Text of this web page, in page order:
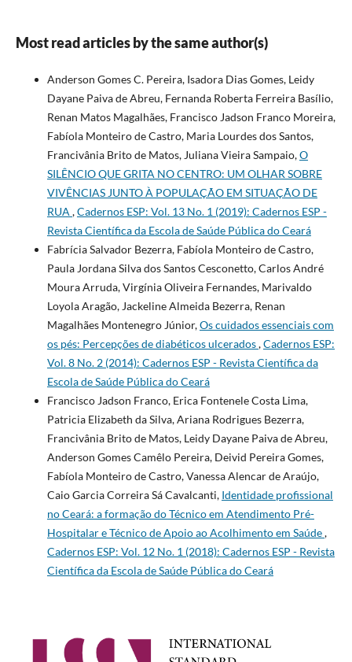
Most read articles by the same author(s)
Anderson Gomes C. Pereira, Isadora Dias Gomes, Leidy
Dayane Paiva de Abreu, Fernanda Roberta Ferreira Basílio,
Renan Matos Magalhães, Francisco Jadson Franco Moreira,
Fabíola Monteiro de Castro, Maria Lourdes dos Santos,
Francivânia Brito de Matos, Juliana Vieira Sampaio,O
SILÊNCIO QUE GRITA NO CENTRO: UM OLHAR SOBRE
VIVÊNCIAS JUNTO À POPULAÇÃO EM SITUAÇÃO DE
RUA ,Cadernos ESP: Vol. 13 No. 1 (2019): Cadernos ESP -
Revista Cientí­fica da Escola de Saúde Pública do Ceará
Fabrícia Salvador Bezerra, Fabíola Monteiro de Castro,
Paula Jordana Silva dos Santos Cesconetto, Carlos André
Moura Arruda, Virgínia Oliveira Fernandes, Marivaldo
Loyola Aragão, Jackeline Almeida Bezerra, Renan
Magalhães Montenegro Júnior,Os cuidados essenciais com
os pés: Percepções de diabéticos ulcerados,Cadernos ESP:
Vol. 8 No. 2 (2014): Cadernos ESP - Revista Cientí­fica da
Escola de Saúde Pública do Ceará
Francisco Jadson Franco, Erica Fontenele Costa Lima,
Patricia Elizabeth da Silva, Ariana Rodrigues Bezerra,
Francivânia Brito de Matos, Leidy Dayane Paiva de Abreu,
Anderson Gomes Camêlo Pereira, Deivid Pereira Gomes,
Fabíola Monteiro de Castro, Vanessa Alencar de Araújo,
Caio Garcia Correira Sá Cavalcanti, Identidade profissional
no Ceará: a formação do Técnico em Atendimento Pré-
Hospitalar e Técnico de Apoio ao Acolhimento em Saúde,
Cadernos ESP: Vol. 12 No. 1 (2018): Cadernos ESP - Revista
Cientí­fica da Escola de Saúde Pública do Ceará